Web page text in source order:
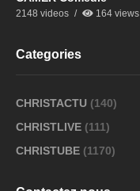
2148 videos 164 views
Categories
CHRISTACTU (140)
CHRISTLIVE (111)
CHRISTUBE (1170)